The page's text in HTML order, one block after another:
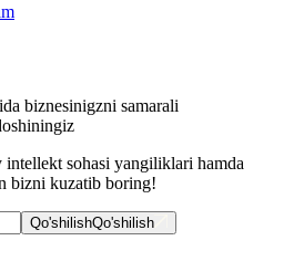
hamda shaxsiy ma'lumotlaringizni
maqsadlar uchun qayta ishlashga
biznesinigzni samarali
sohasi yangiliklari hamda
bizni kuzatib boring!
Qo'shilishQo'shilish